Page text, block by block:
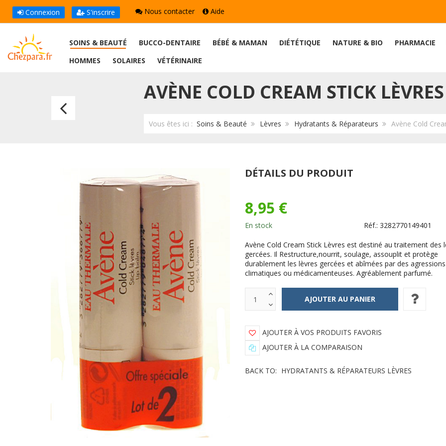
Connexion S'inscrire Nous contacter Aide
SOINS & BEAUTÉ BUCCO-DENTAIRE BÉBÉ & MAMAN DIÉTÉTIQUE NATURE & BIO PHARMACIE
HOMMES
SOLAIRES VÉTÉRINAIRE
AVÈNE COLD CREAM STICK
Vous êtes ici : Soins & Beauté Lèvres Hydratants & Réparateurs Avène Cold
Avène
Stick
Lèvres
4g
DÉTAILS DU PRODUIT
8,95 €
En stock Réf.: 3282770149401
Avène Cold Cream Stick Lèvres est destiné au traitement des
gercées. Il Restructure,nourrit, soulage, assouplit et protège
durablement les lèvres gercées et abîmées par des agressions
climatiques ou médicamenteuses. Agréablement parfumé.
AJOUTER À VOS PRODUITS FAVORIS
AJOUTER À LA COMPARAISON
BACK TO: HYDRATANTS & RÉPARATEURS LÈVRES